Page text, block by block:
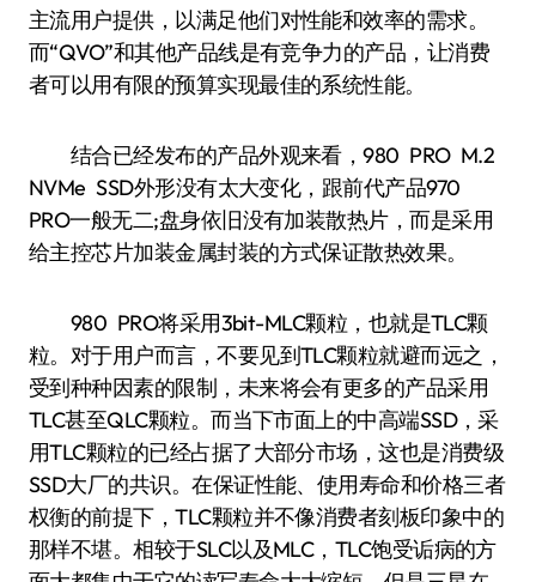
主流用户提供，以满足他们对性能和效率的需求。
而“QVO”和其他产品线是有竞争力的产品，让消费
者可以用有限的预算实现最佳的系统性能。
结合已经发布的产品外观来看，980 PRO M.2
NVMe SSD外形没有太大变化，跟前代产品970
PRO一般无二;盘身依旧没有加装散热片，而是采用
给主控芯片加装金属封装的方式保证散热效果。
980 PRO将采用3bit-MLC颗粒，也就是TLC颗
粒。对于用户而言，不要见到TLC颗粒就避而远之，
受到种种因素的限制，未来将会有更多的产品采用
TLC甚至QLC颗粒。而当下市面上的中高端SSD，采
用TLC颗粒的已经占据了大部分市场，这也是消费级
SSD大厂的共识。在保证性能、使用寿命和价格三者
权衡的前提下，TLC颗粒并不像消费者刻板印象中的
那样不堪。相较于SLC以及MLC，TLC饱受诟病的方